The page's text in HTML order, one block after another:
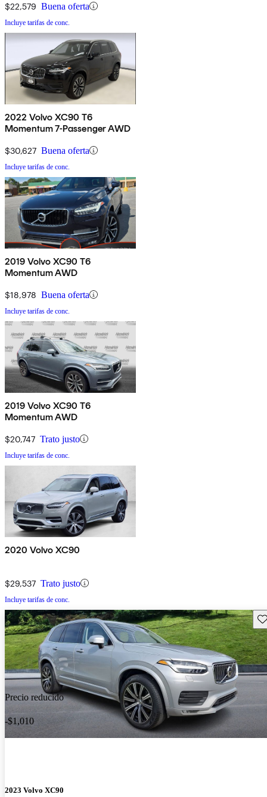
$22,579 Buena oferta
Incluye tarifas de conc.
2022 Volvo XC90 T6
Momentum 7-Passenger AWD
$30,627 Buena oferta
Incluye tarifas de conc.
2019 Volvo XC90 T6
Momentum AWD
$18,978 Buena oferta
Incluye tarifas de conc.
2019 Volvo XC90 T6
Momentum AWD
$20,747 Trato justo
Incluye tarifas de conc.
2020 Volvo XC90
$29,537 Trato justo
Incluye tarifas de conc.
Precio reducido
-$1,010
2023 Volvo XC90